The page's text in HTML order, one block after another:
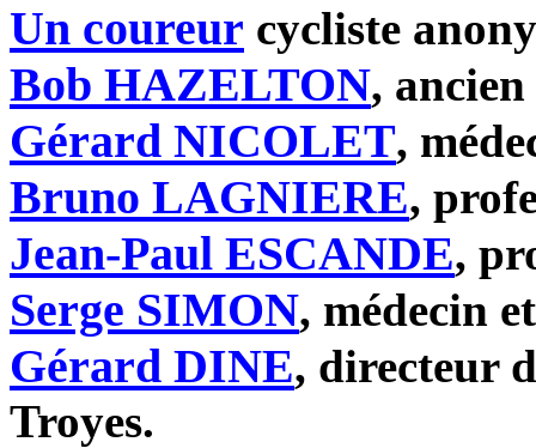
Un coureur cycliste
Bob HAZELTON,
Gérard NICOLET,
Bruno LAGNIERE,
Jean-Paul ESCANDE,
Serge SIMON, médecin
Gérard DINE, directeur
Troyes.